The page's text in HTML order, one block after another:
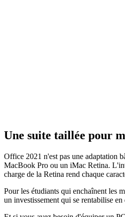
Une suite taillée pour
Office 2021 n'est pas une adaptation
MacBook Pro ou un iMac Retina.
charge de la Retina rend chaque
Pour les étudiants qui enchaînent les
un investissement qui se rentabilise